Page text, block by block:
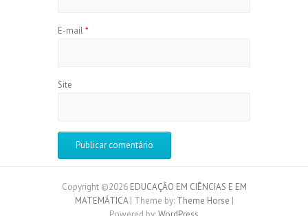
E-mail*
Site
Copyright ©2026 EDUCAÇÃO EM CIÊNCIAS E EM
MATEMÁTICA| Theme by: Theme Horse |